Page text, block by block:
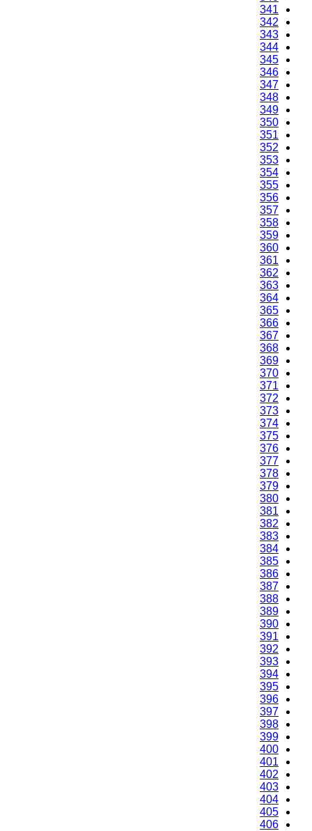
341
342
343
344
345
346
347
348
349
350
351
352
353
354
355
356
357
358
359
360
361
362
363
364
365
366
367
368
369
370
371
372
373
374
375
376
377
378
379
380
381
382
383
384
385
386
387
388
389
390
391
392
393
394
395
396
397
398
399
400
401
402
403
404
405
406